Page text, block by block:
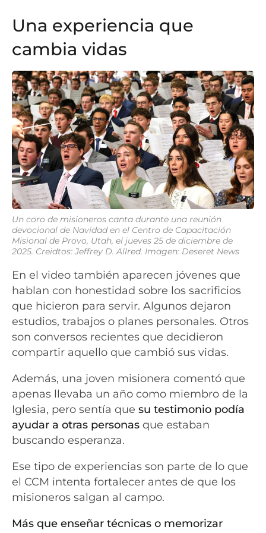
Una experiencia que
cambia vidas
Un coro de misioneros canta durante una reunión
devocional de Navidad en el Centro de Capacitación
Misional de Provo, Utah, el jueves 25 de diciembre de
2025. Creidtos: Jeffrey D. Allred. Imagen: Deseret News
En el video también aparecen jóvenes que
hablan con honestidad sobre los sacrificios
que hicieron para servir. Algunos dejaron
estudios, trabajos o planes personales. Otros
son conversos recientes que decidieron
compartir aquello que cambió sus vidas.
Además, una joven misionera comentó que
apenas llevaba un año como miembro de la
Iglesia, pero sentía que su testimonio podía
ayudar a otras personas que estaban
buscando esperanza.
Ese tipo de experiencias son parte de lo que
el CCM intenta fortalecer antes de que los
misioneros salgan al campo.
Más que enseñar técnicas o memorizar